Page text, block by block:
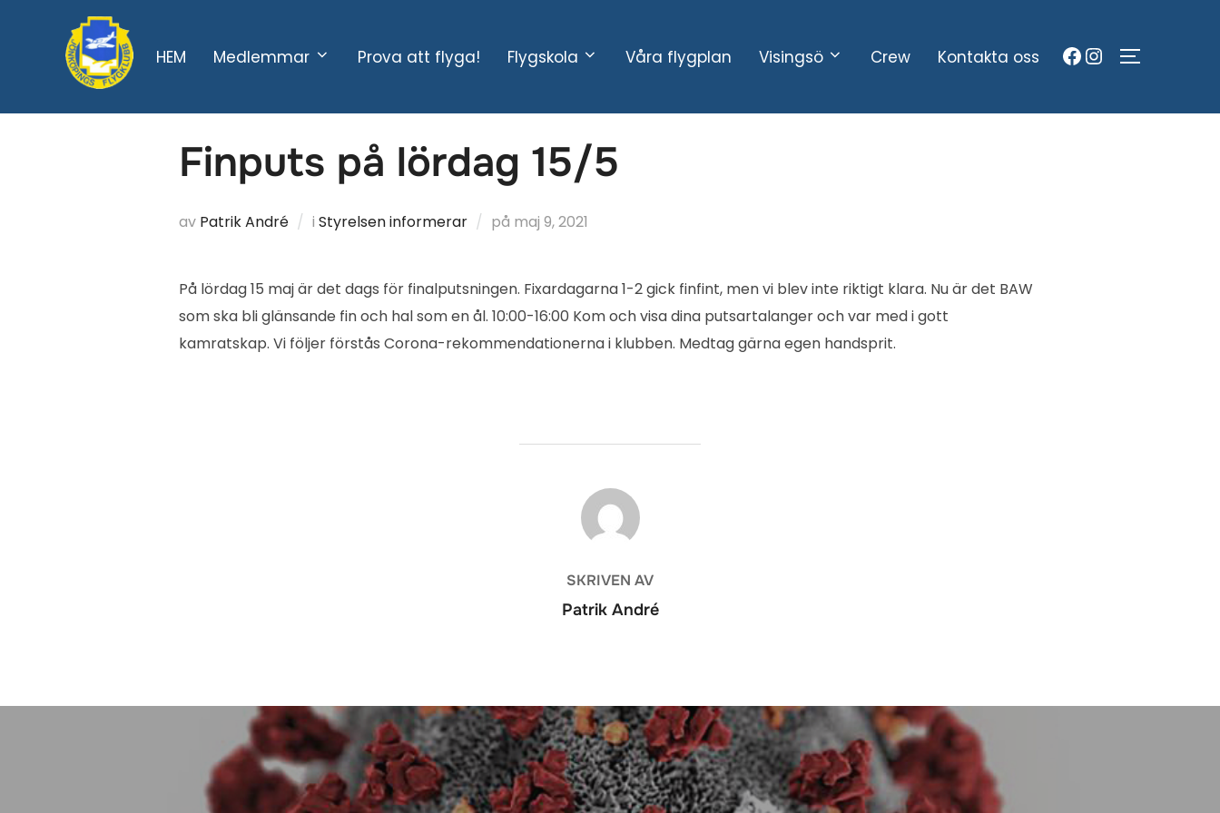
HEM Medlemmar Prova att flyga! Flygskola Våra flygplan Visingsö Crew Kontakta oss Facebook
Instagram
SLÅ PÅ/
Finputs på lördag 15/5
av Patrik André i Styrelsen informerar på Publicerat
maj 9, 2021
På lördag 15 maj är det dags för finalputsningen. Fixardagarna 1-2 gick finfint, men vi blev inte riktigt klara. Nu är det BAW
som ska bli glänsande fin och hal som en ål. 10:00-16:00 Kom och visa dina putsartalanger och var med i gott
kamratskap. Vi följer förstås Corona-rekommendationerna i klubben. Medtag gärna egen handsprit.
INLÄGGSFÖRFATTARE
SKRIVEN AV
Patrik André